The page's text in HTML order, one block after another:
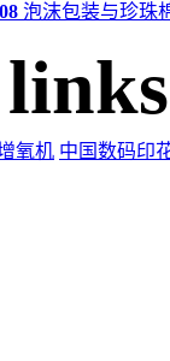
泡沫包装与珍珠
氧机 中国数码印